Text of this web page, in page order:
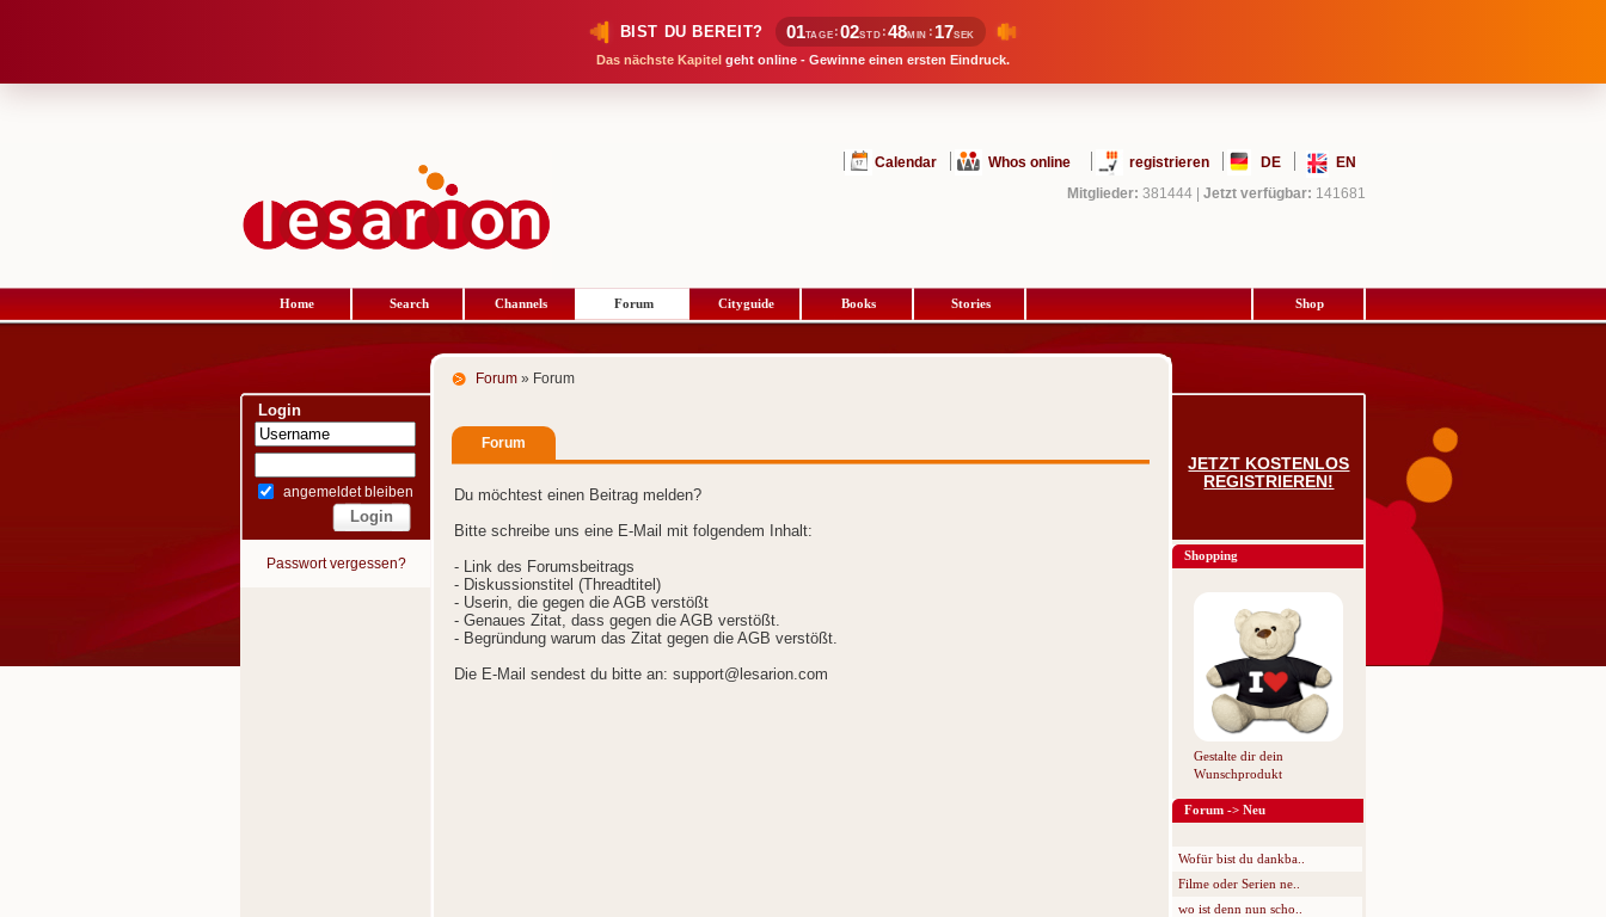
BIST DU BEREIT? 01TAGE :02STD :48MIN : 17SEK
Das nächste Kapitel geht online - Gewinne einen ersten Eindruck.
Calendar Whos online registrieren DE
EN
Mitglieder: 381444 Jetzt verfügbar: 141681
Home Search Channels Forum Cityguide Books Stories Shop
Login
angemeldet bleiben
Passwort vergessen?
Forum » Forum
Forum
Du möchtest einen Beitrag melden?
Bitte schreibe uns eine E-Mail mit folgendem Inhalt:
- Link des Forumsbeitrags
- Diskussionstitel (Threadtitel)
- Userin, die gegen die AGB verstößt
- Genaues Zitat, dass gegen die AGB verstößt.
- Begründung warum das Zitat gegen die AGB verstößt.
Die E-Mail sendest du bitte an: support@lesarion.com
JETZT KOSTENLOS
REGISTRIEREN!
Shopping
Gestalte dir dein
Wunschprodukt
Forum -> Neu
Wofür bist du dankba..
Filme oder Serien ne..
wo ist denn nun scho..